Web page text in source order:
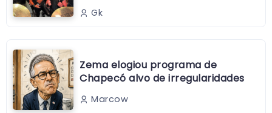
Gk
Zema elogiou programa de
Chapecó alvo de irregularidades
Marcow